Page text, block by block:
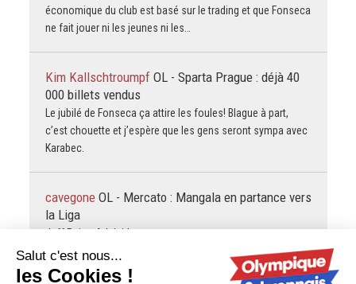
économique du club est basé sur le trading et que Fonseca
ne fait jouer ni les jeunes ni les…
Kim Kallschtroumpf OL - Sparta Prague : déjà 40
000 billets vendus
Le jubilé de Fonseca ça attire les foules! Blague à part,
c’est chouette et j’espère que les gens seront sympa avec
Karabec.
cavegone OL - Mercato : Mangala en partance vers
la Liga
Jeff Reine-Adelaide